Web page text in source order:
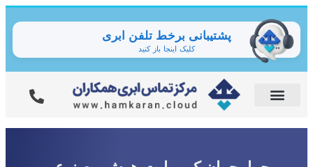
پشتیبانی برخط تلفن ابری
کلیک اینجا باز کنید